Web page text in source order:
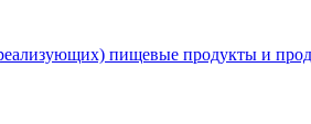
пищевые продукты и